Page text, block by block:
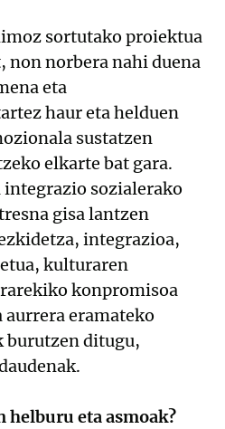
sortutako proiektua
non norbera nahi duena
eta
haur eta helduen
sustatzen
elkarte bat gara.
integrazio sozialerako
gisa lantzen
integrazioa,
kulturaren
konpromisoa
aurrera eramateko
burutzen ditugu,
helburu eta asmoak?